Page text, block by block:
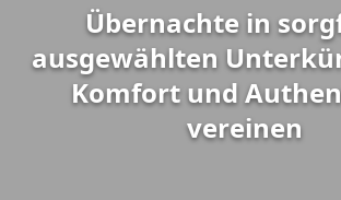
Übernachte in
ausgewählten
Komfort und
vereinen